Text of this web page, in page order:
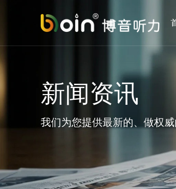
新闻资讯
我们为您提供最新的、做权